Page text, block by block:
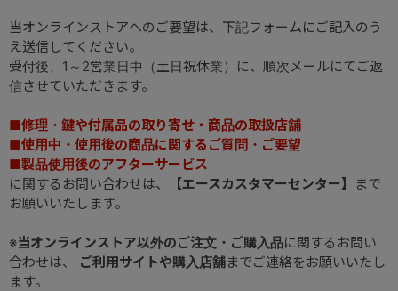
当オンラインストアへのご要望は、下記フォームにご記入のう
え送信してください。
受付後、1～2営業日中（土日祝休業）に、順次メールにてご返
信させていただきます。
■修理・鍵や付属品の取り寄せ・商品の取扱店舗
■使用中・使用後の商品に関するご質問・ご要望
■製品使用後のアフターサービス
に関するお問い合わせは、
【エースカスタマーセンター】
まで
お願いいたします。
※当オンラインストア以外のご注文・ご購入品に関するお問い
合わせは、
ご利用サイトや購入店舗までご連絡をお願いいたし
ます。